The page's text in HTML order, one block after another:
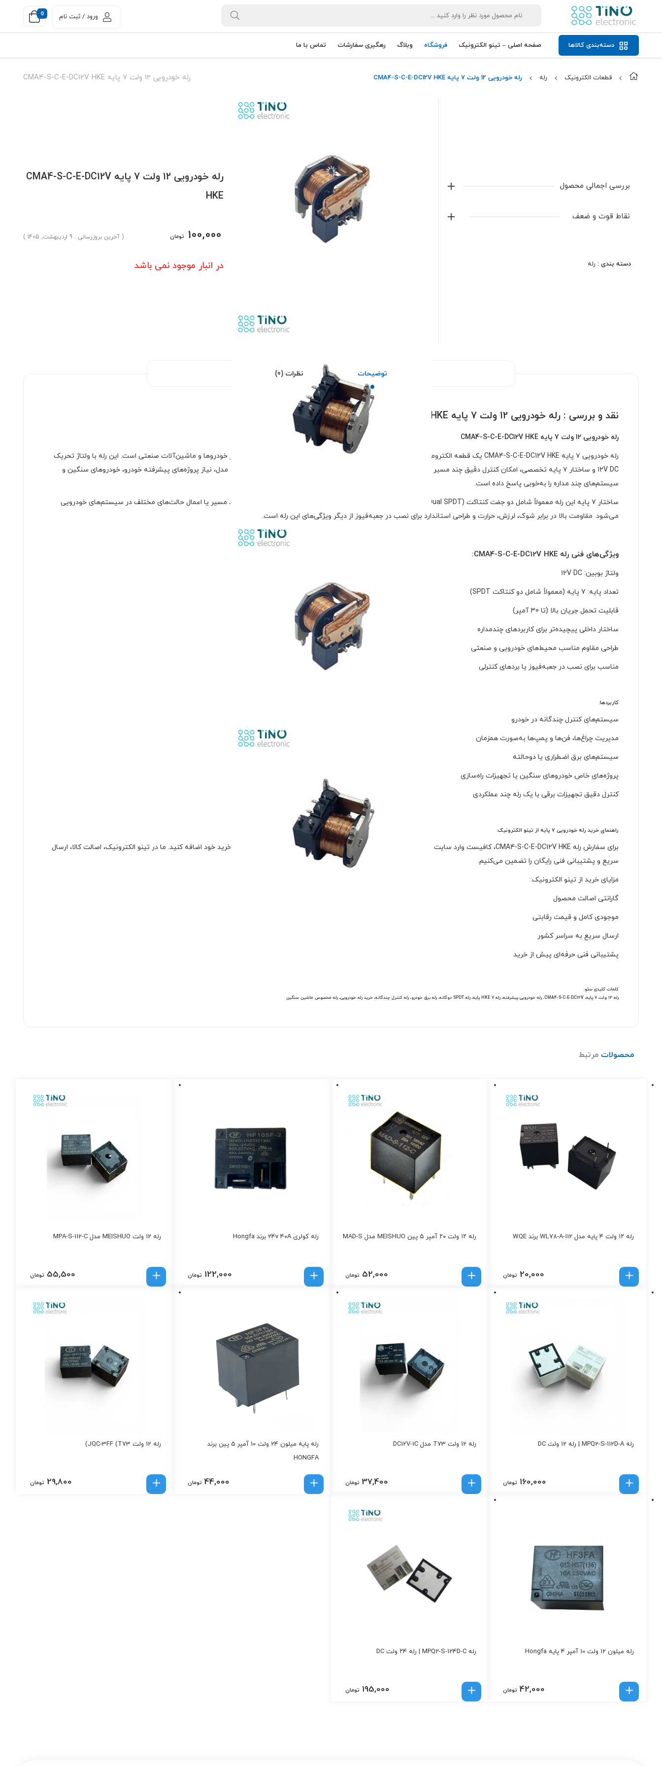
0 ورود / ثبت نام
دسته‌بندی کالاها صفحه اصلی – تینو الکترونیک فروشگاه وبلاگ رهگیری سفارشات تماس با ما
رله خودرویی 12 ولت 7 پایه CMA4-S-C-E-DC12V HKE قطعات الکترونیک رله رله خودرویی 12 ولت 7 پایه CMA4-S-C-E-DC12V HKE
بررسی اجمالی محصول
قابلیت تحمل جریان بالا (تا 30 آمپر)
نقاط قوت و ضعف
دسته بندی : رله
رله خودرویی 12 ولت 7 پایه CMA4-S-C-E-DC12V
HKE
100,000 تومان ( آخرین بروزرسانی : 9 اردیبهشت, 1405 )
در انبار موجود نمی باشد
توضیحات نظرات (0)
نقد و بررسی : رله خودرویی 12 ولت 7 پایه CMA4-S-C-E-DC12V HKE
رله خودرویی 12 ولت 7 پایه CMA4-S-C-E-DC12V HKE
رله خودرویی ۷ پایه CMA4-S-C-E-DC12V HKE یک قطعه الکترومکانیکی پیشرفته و چندمنظوره برای کنترل بارهای سنگین و پیچیده در خودروها و ماشین‌آلات صنعتی است. این رله با ولتاژ تحریک
۱۲V DC و ساختار ۷ پایه تخصصی، امکان کنترل دقیق چند مسیر جریان را به‌صورت همزمان فراهم می‌کند. برند معتبر HKE با ساخت این مدل، نیاز پروژه‌های پیشرفته خودرو، خودروهای سنگین و
سیستم‌های چند مداره را به‌خوبی پاسخ داده است.
ساختار ۷ پایه این رله معمولاً شامل دو جفت کنتاکت (Dual SPDT) به‌همراه پایه‌های بوبین است، که باعث افزایش کارایی در کنترل چند مسیر یا اعمال حالت‌های مختلف در سیستم‌های خودرویی
می‌شود. مقاومت بالا در برابر شوک، لرزش، حرارت و طراحی استاندارد برای نصب در جعبه‌فیوز از دیگر ویژگی‌های این رله است.
ویژگی‌های فنی رله CMA4-S-C-E-DC12V HKE:
ولتاژ بوبین: ۱۲V DC
تعداد پایه: ۷ پایه (معمولاً شامل دو کنتاکت SPDT)
قابلیت تحمل جریان بالا (تا 30 آمپر)
ساختار داخلی پیچیده‌تر برای کاربردهای چندمداره
طراحی مقاوم مناسب محیط‌های خودرویی و صنعتی
مناسب برای نصب در جعبه‌فیوز یا بردهای کنترلی
کاربردها:
سیستم‌های کنترل چندگانه در خودرو
مدیریت چراغ‌ها، فن‌ها و پمپ‌ها به‌صورت همزمان
سیستم‌های برق اضطراری یا دوحالته
پروژه‌های خاص خودروهای سنگین یا تجهیزات راه‌سازی
کنترل دقیق تجهیزات برقی با یک رله چند عملکردی
راهنمای خرید رله خودرویی ۷ پایه از تینو الکترونیک:
برای سفارش رله CMA4-S-C-E-DC12V HKE، کافیست وارد سایت تینو الکترونیک شوید و از بخش رله‌های خودرویی، محصول را به سبد خرید خود اضافه کنید. ما در تینو الکترونیک، اصالت کالا، ارسال
سریع و پشتیبانی فنی رایگان را تضمین می‌کنیم.
مزایای خرید از تینو الکترونیک:
گارانتی اصالت محصول
موجودی کامل و قیمت رقابتی
ارسال سریع به سراسر کشور
پشتیبانی فنی حرفه‌ای پیش از خرید
کلمات کلیدی سئو:
رله ۱۲ ولت ۷ پایه، CMA4-S-C-E-DC12V، رله خودرویی پیشرفته، رله HKE 7 پایه، رله SPDT دوگانه، رله برق خودرو، رله کنترل چندگانه، خرید رله خودرویی، رله مخصوص ماشین سنگین
محصولات مرتبط
رله ۱۲ ولت ۴ پایه مدل WL78-A-112 برند WQE
20,000 تومان
رله ۱۲ ولت ۲۰ آمپر ۵ پین MEISHUO مدل MAD-S
52,000 تومان
رله کولری 24v 40A برند Hongfa
122,000 تومان
رله 12 ولت MEISHUO مدل MPA-S-112-C
55,500 تومان
رله MPQ2-S-112D-A | رله 12 ولت DC
160,000 تومان
رله 12 ولت T73 مدل DC12V-1C
37,400 تومان
رله پایه میلون 24 ولت 10 آمپر 5 پین برند
HONGFA
44,000 تومان
رله 12 ولت JQC-3FF (T73)
29,800 تومان
رله میلون 12 ولت 10 آمپر 4 پایه Hongfa
42,000 تومان
رله MPQ2-S-124D-C | رله ۲۴ ولت DC
195,000 تومان